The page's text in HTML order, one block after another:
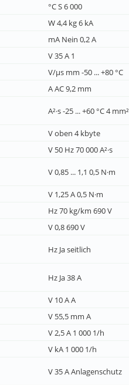
°C S 6 000
W 4,4 kg 6 kA
mA Nein 0,2 A
V 35 A 1
V/µs mm -50 ... +80 °C
A AC 9,2 mm
A²·s -25 ... +60 °C 4 mm²
V oben 4 kbyte
V 50 Hz 70 000 A²·s
V 0,85 ... 1,1 0,5 N·m
V 1,25 A 0,5 N·m
Hz 70 kg/km 690 V
V 0,8 690 V
Hz Ja seitlich
Hz Ja 38 A
V 10 A A
V 55,5 mm A
V 2,5 A 1 000 1/h
V kA 1 000 1/h
V 35 A Anlagenschutz